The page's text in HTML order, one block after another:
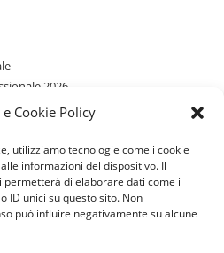
e Cookie Policy
utilizziamo tecnologie come i cookie
informazioni del dispositivo. Il
permetterà di elaborare dati come il
ID unici su questo sito. Non
può influire negativamente su alcune
2026
Nessun commento da mostrare.